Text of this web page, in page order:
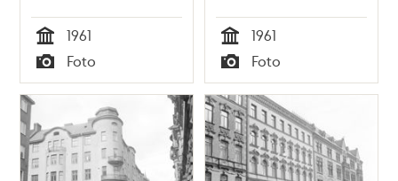
Tid
1961
Typ
Foto Tid
1961
Typ
Foto